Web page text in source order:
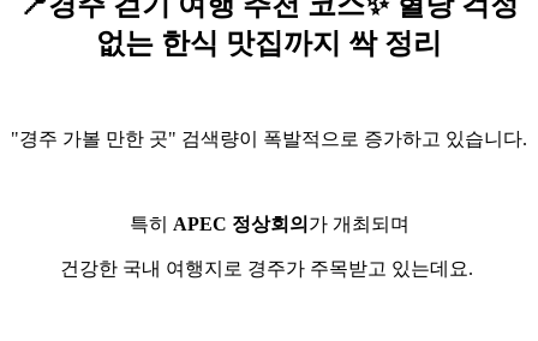
없는 한식 맛집까지 싹 정리
"경주 가볼 만한 곳" 검색량이 폭발적으로 증가하고 있습니다.
특히 APEC 정상회의 가 개최되며
건강한 국내 여행지로 경주가 주목받고 있는데요.